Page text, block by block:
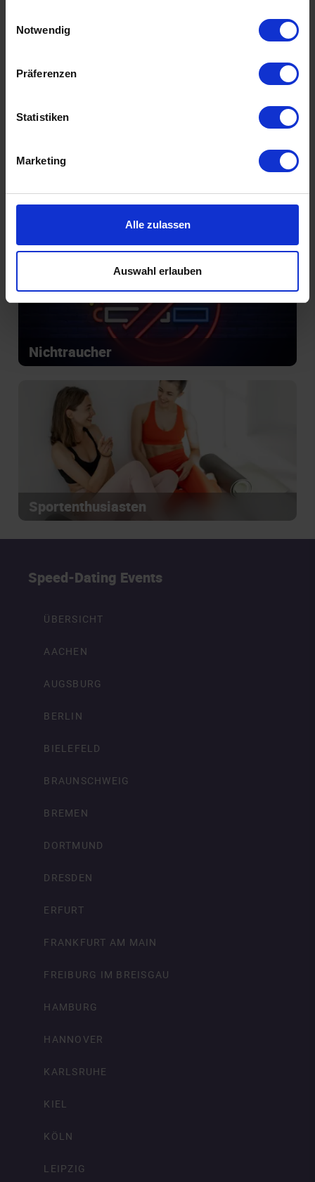
Notwendig
Präferenzen
Statistiken
Marketing
Alle zulassen
Auswahl erlauben
Introvertiert glücklich
Nichtraucher
Sportenthusiasten
Speed-Dating Events
ÜBERSICHT
AACHEN
AUGSBURG
BERLIN
BIELEFELD
BRAUNSCHWEIG
BREMEN
DORTMUND
DRESDEN
ERFURT
FRANKFURT AM MAIN
FREIBURG IM BREISGAU
HAMBURG
HANNOVER
KARLSRUHE
KIEL
KÖLN
LEIPZIG